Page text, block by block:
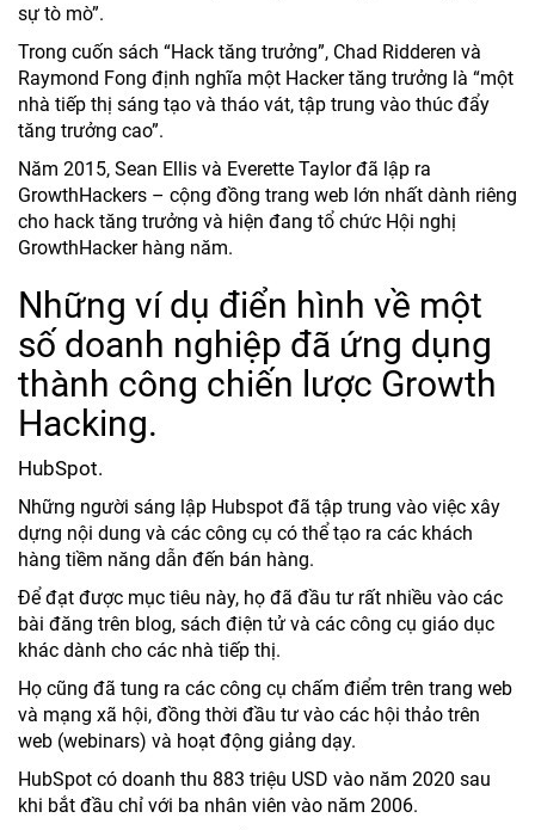
sự tò mò”.
Trong cuốn sách “Hack tăng trưởng”, Chad Ridderen và
Raymond Fong định nghĩa một Hacker tăng trưởng là “một
nhà tiếp thị sáng tạo và tháo vát, tập trung vào thúc đẩy
tăng trưởng cao”.
Năm 2015, Sean Ellis và Everette Taylor đã lập ra
GrowthHackers – cộng đồng trang web lớn nhất dành riêng
cho hack tăng trưởng và hiện đang tổ chức Hội nghị
GrowthHacker hàng năm.
Những ví dụ điển hình về một
số doanh nghiệp đã ứng dụng
thành công chiến lược Growth
Hacking.
HubSpot.
Những người sáng lập Hubspot đã tập trung vào việc xây
dựng nội dung và các công cụ có thể tạo ra các khách
hàng tiềm năng dẫn đến bán hàng.
Để đạt được mục tiêu này, họ đã đầu tư rất nhiều vào các
bài đăng trên blog, sách điện tử và các công cụ giáo dục
khác dành cho các nhà tiếp thị.
Họ cũng đã tung ra các công cụ chấm điểm trên trang web
và mạng xã hội, đồng thời đầu tư vào các hội thảo trên
web (webinars) và hoạt động giảng dạy.
HubSpot có doanh thu 883 triệu USD vào năm 2020 sau
khi bắt đầu chỉ với ba nhân viên vào năm 2006.